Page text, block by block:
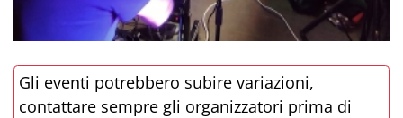
Gli eventi potrebbero subire variazioni,
contattare sempre gli organizzatori prima di